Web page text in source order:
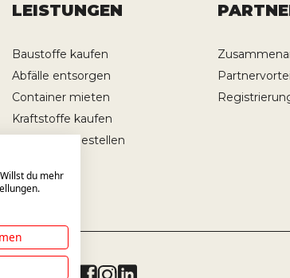
LEISTUNGEN
Baustoffe kaufen
Abfälle entsorgen
Container mieten
Kraftstoffe kaufen
Transporte bestellen
du mehr